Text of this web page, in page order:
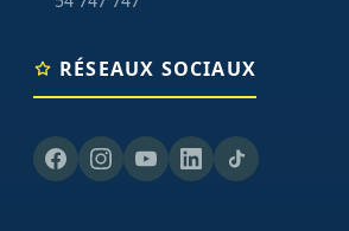
RÉSEAUX SOCIAUX